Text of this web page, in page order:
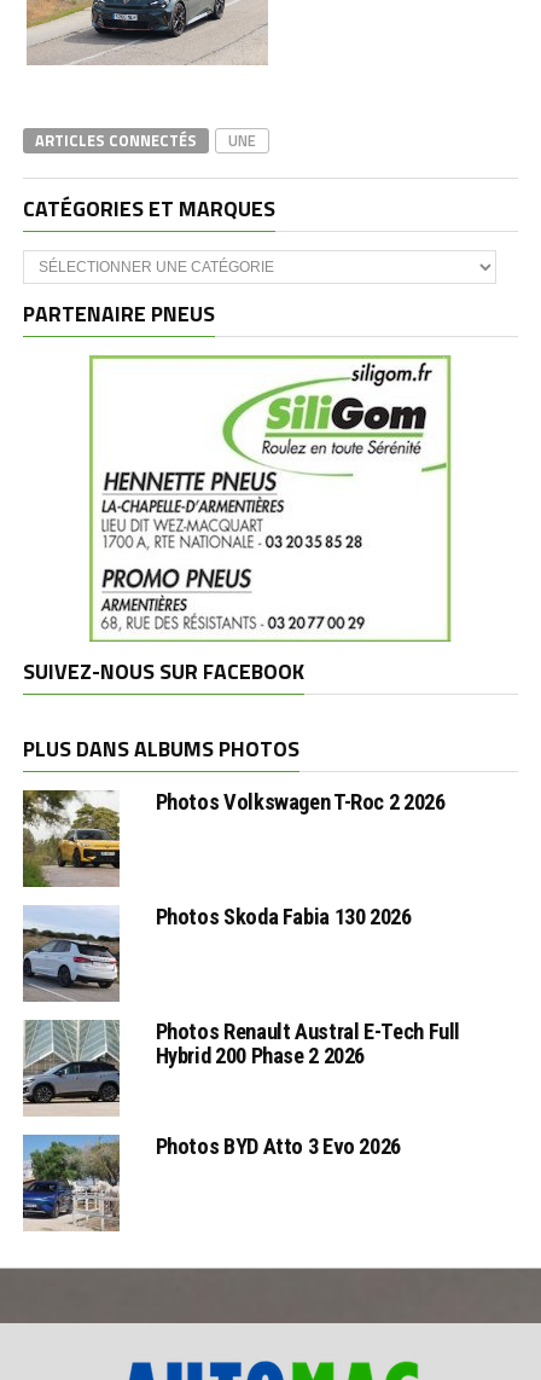
ARTICLES CONNECTÉS UNE
CATÉGORIES ET MARQUES
Catégories
et
PARTENAIRE PNEUS
SUIVEZ-NOUS SUR FACEBOOK
PLUS DANS ALBUMS PHOTOS
Photos Volkswagen T-Roc 2 2026
Photos Skoda Fabia 130 2026
Photos Renault Austral E-Tech Full
Hybrid 200 Phase 2 2026
Photos BYD Atto 3 Evo 2026